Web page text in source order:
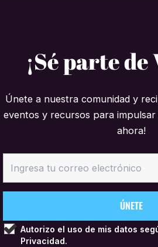
¡Sé parte
Únete a nuestra comunidad y
eventos y recursos para impulsar
ahora!
Autorizo el uso de mis datos
Privacidad.